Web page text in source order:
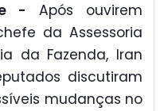
- Após ouvirem
da Assessoria
da Fazenda, Iran
discutiram
mudanças no